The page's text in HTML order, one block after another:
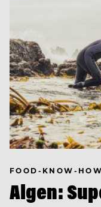
FOOD-KNOW-HOW
Algen: